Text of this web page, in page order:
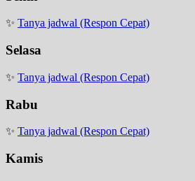
✨ Tanya jadwal (Respon Cepat)
Selasa
✨ Tanya jadwal (Respon Cepat)
Rabu
✨ Tanya jadwal (Respon Cepat)
Kamis